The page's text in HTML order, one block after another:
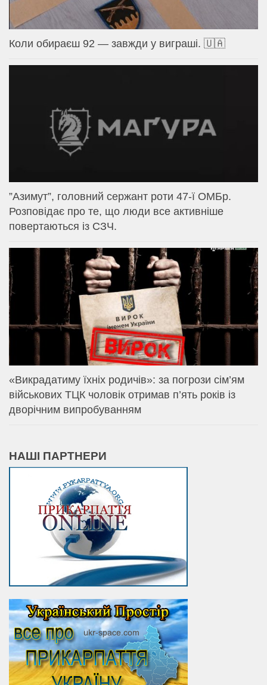
Коли обираєш 92 — завжди у виграші. 🇺🇦
⁨”Азимут”, головний сержант роти 47-ї ОМБр.
Розповідає про те, що люди все активніше
повертаються із СЗЧ.
«Викрадатиму їхніх родичів»: за погрози сім’ям
військових ТЦК чоловік отримав п’ять років із
дворічним випробуванням
НАШІ ПАРТНЕРИ